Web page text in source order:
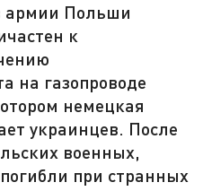
армии Польши
к
на газопроводе
немецкая
украинцев. После
военных,
при странных